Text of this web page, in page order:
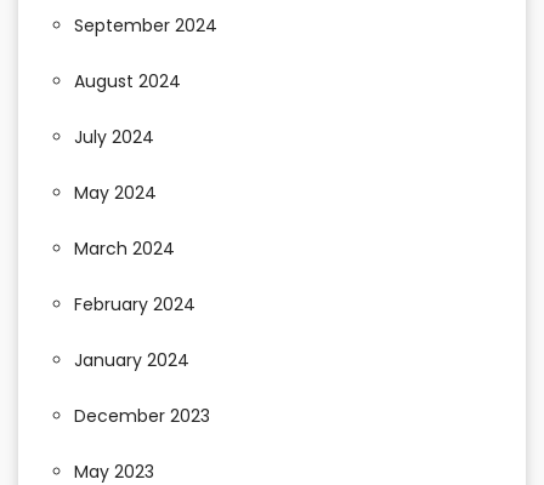
September 2024
August 2024
July 2024
May 2024
March 2024
February 2024
January 2024
December 2023
May 2023